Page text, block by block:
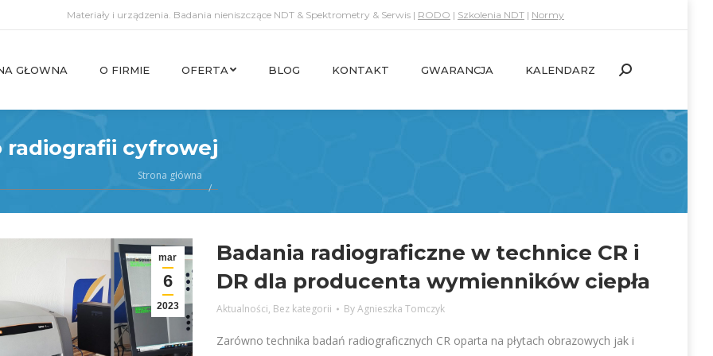
Materiały i urządzenia. Badania nieniszczące NDT & Spektrometry & Serwis | RODO | Szkolenia NDT | Normy
GŁOWNA O FIRMIE OFERTA BLOG KONTAKT GWARANCJA KALENDARZ Search:
radiografii cyfrowej
Strona główna
mar
6
2023
Badania radiograficzne w technice CR i
DR dla producenta wymienników ciepła
Aktualności, Bez kategorii ByAgnieszka Tomczyk
Zarówno technika badań radiograficznych CR oparta na płytach obrazowych jak i